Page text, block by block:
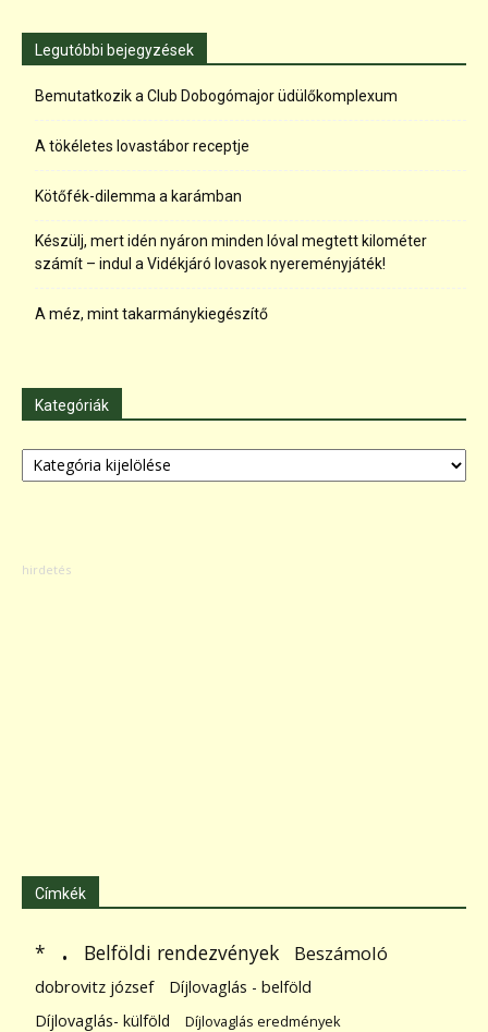
Legutóbbi bejegyzések
Bemutatkozik a Club Dobogómajor üdülőkomplexum
A tökéletes lovastábor receptje
Kötőfék-dilemma a karámban
Készülj, mert idén nyáron minden lóval megtett kilométer
számít – indul a Vidékjáró lovasok nyereményjáték!
A méz, mint takarmánykiegészítő
Kategóriák
Kategóriák
Címkék
* . Belföldi rendezvények Beszámoló
dobrovitz józsef
Díjlovaglás - belföld
Díjlovaglás- külföld
Díjlovaglás eredmények